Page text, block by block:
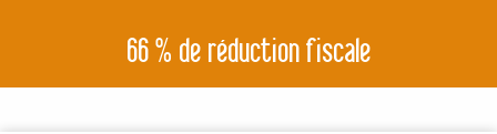
66 % de réduction fiscale